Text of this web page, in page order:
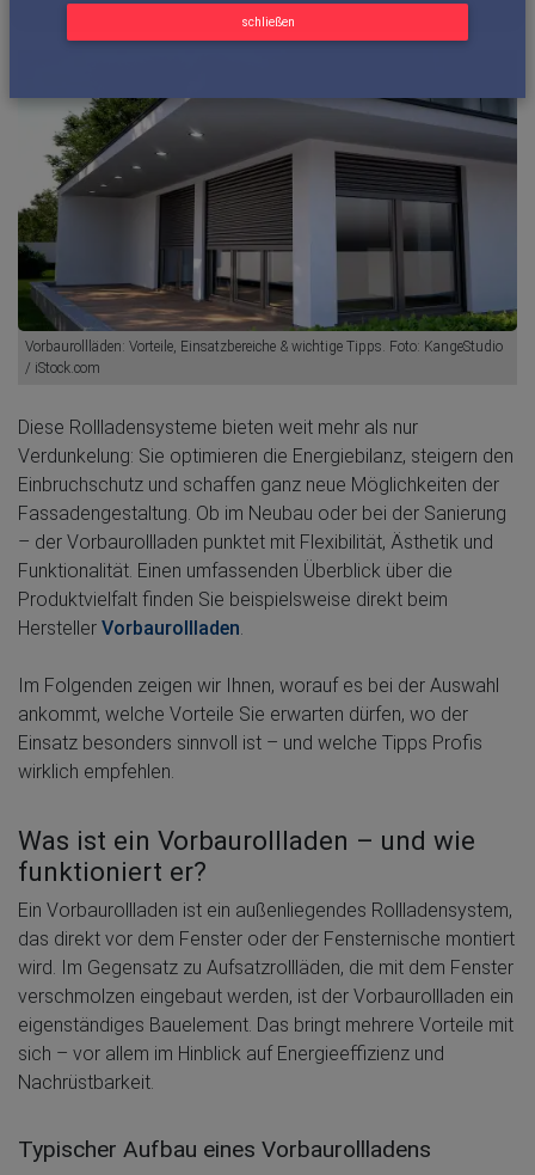
schließen
Vorbaurollläden: Vorteile, Einsatzbereiche & wichtige Tipps. Foto: KangeStudio
/ iStock.com
Diese Rollladensysteme bieten weit mehr als nur
Verdunkelung: Sie optimieren die Energiebilanz, steigern den
Einbruchschutz und schaffen ganz neue Möglichkeiten der
Fassadengestaltung. Ob im Neubau oder bei der Sanierung
– der Vorbaurollladen punktet mit Flexibilität, Ästhetik und
Funktionalität. Einen umfassenden Überblick über die
Produktvielfalt finden Sie beispielsweise direkt beim
Hersteller Vorbaurollladen.
Im Folgenden zeigen wir Ihnen, worauf es bei der Auswahl
ankommt, welche Vorteile Sie erwarten dürfen, wo der
Einsatz besonders sinnvoll ist – und welche Tipps Profis
wirklich empfehlen.
Was ist ein Vorbaurollladen – und wie
funktioniert er?
Ein Vorbaurollladen ist ein außenliegendes Rollladensystem,
das direkt vor dem Fenster oder der Fensternische montiert
wird. Im Gegensatz zu Aufsatzrollläden, die mit dem Fenster
verschmolzen eingebaut werden, ist der Vorbaurollladen ein
eigenständiges Bauelement. Das bringt mehrere Vorteile mit
sich – vor allem im Hinblick auf Energieeffizienz und
Nachrüstbarkeit.
Typischer Aufbau eines Vorbaurollladens